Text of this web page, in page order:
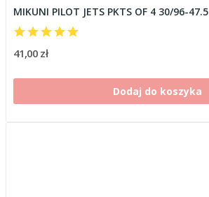
MIKUNI PILOT JETS PKTS OF 4 30/96-47.5
41,00 zł
Dodaj do koszyka